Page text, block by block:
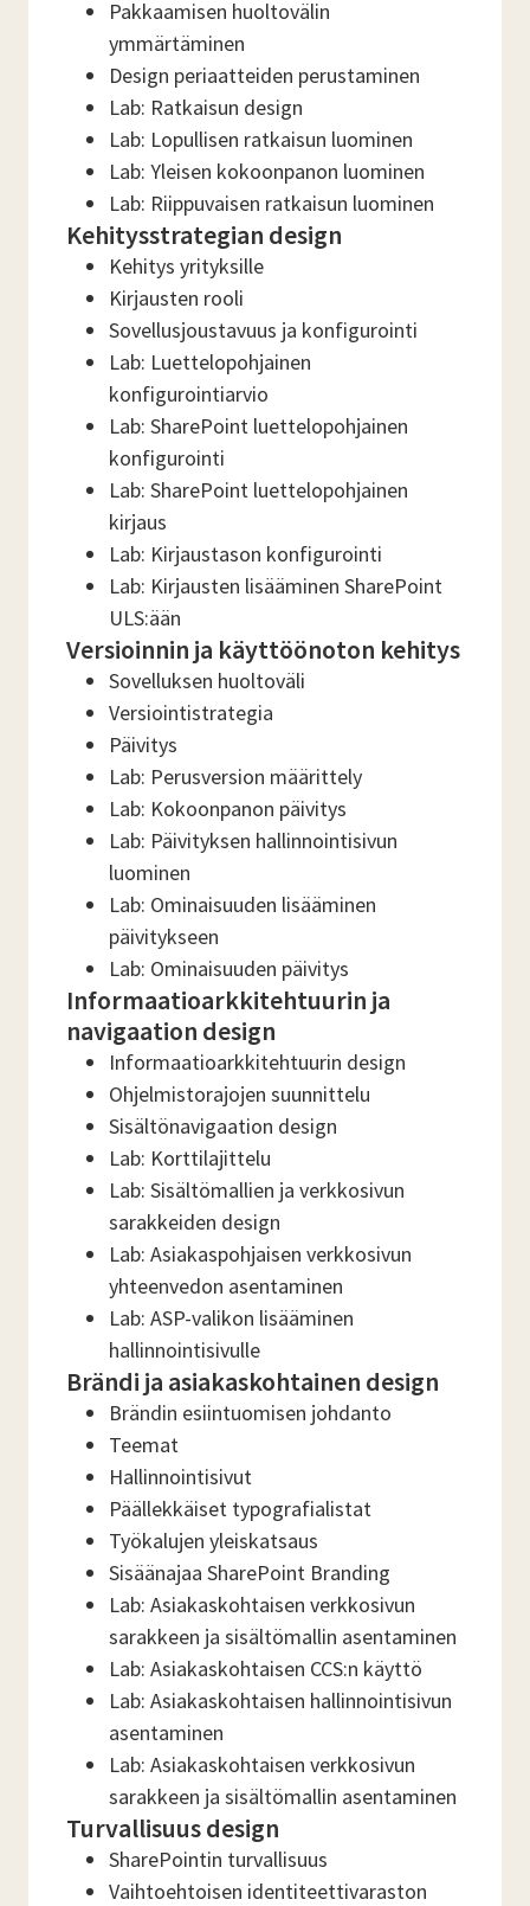
Pakkaamisen huoltovälin
ymmärtäminen
Design periaatteiden perustaminen
Lab: Ratkaisun design
Lab: Lopullisen ratkaisun luominen
Lab: Yleisen kokoonpanon luominen
Lab: Riippuvaisen ratkaisun luominen
Kehitysstrategian design
Kehitys yrityksille
Kirjausten rooli
Sovellusjoustavuus ja konfigurointi
Lab: Luettelopohjainen
konfigurointiarvio
Lab: SharePoint luettelopohjainen
konfigurointi
Lab: SharePoint luettelopohjainen
kirjaus
Lab: Kirjaustason konfigurointi
Lab: Kirjausten lisääminen SharePoint
ULS:ään
Versioinnin ja käyttöönoton kehitys
Sovelluksen huoltoväli
Versiointistrategia
Päivitys
Lab: Perusversion määrittely
Lab: Kokoonpanon päivitys
Lab: Päivityksen hallinnointisivun
luominen
Lab: Ominaisuuden lisääminen
päivitykseen
Lab: Ominaisuuden päivitys
Informaatioarkkitehtuurin ja
navigaation design
Informaatioarkkitehtuurin design
Ohjelmistorajojen suunnittelu
Sisältönavigaation design
Lab: Korttilajittelu
Lab: Sisältömallien ja verkkosivun
sarakkeiden design
Lab: Asiakaspohjaisen verkkosivun
yhteenvedon asentaminen
Lab: ASP-valikon lisääminen
hallinnointisivulle
Brändi ja asiakaskohtainen design
Brändin esiintuomisen johdanto
Teemat
Hallinnointisivut
Päällekkäiset typografialistat
Työkalujen yleiskatsaus
Sisäänajaa SharePoint Branding
Lab: Asiakaskohtaisen verkkosivun
sarakkeen ja sisältömallin asentaminen
Lab: Asiakaskohtaisen CCS:n käyttö
Lab: Asiakaskohtaisen hallinnointisivun
asentaminen
Lab: Asiakaskohtaisen verkkosivun
sarakkeen ja sisältömallin asentaminen
Turvallisuus design
SharePointin turvallisuus
Vaihtoehtoisen identiteettivaraston